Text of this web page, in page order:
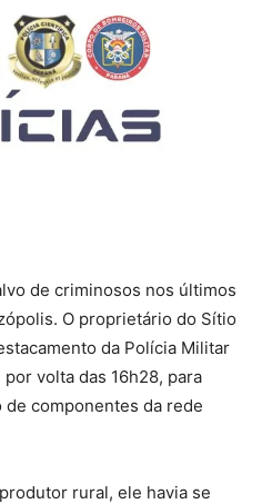
de criminosos nos últimos
O proprietário do Sítio
da Polícia Militar
volta das 16h28, para
componentes da rede
rural, ele havia se